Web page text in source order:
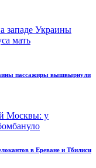
пассажиры вышвырнули
в Ереване и Тбилиси